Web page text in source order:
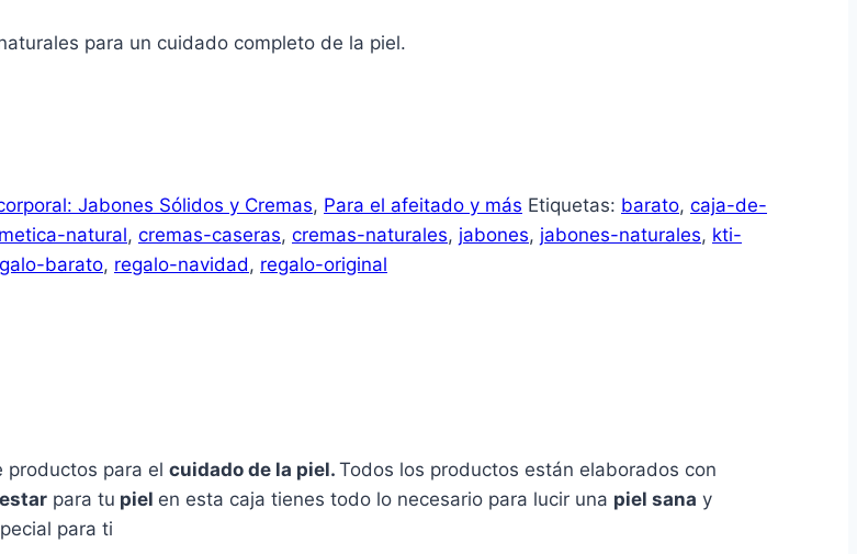
para un cuidado completo de la piel.
Jabones Sólidos y Cremas, Para el afeitado y más Etiquetas: barato, caja-de-
natural, cremas-caseras, cremas-naturales, jabones, jabones-naturales, kti-
barato, regalo-navidad, regalo-original
productos para el cuidado de la piel. Todos los productos están elaborados con
para tu piel en esta caja tienes todo lo necesario para lucir una piel sana y
para ti